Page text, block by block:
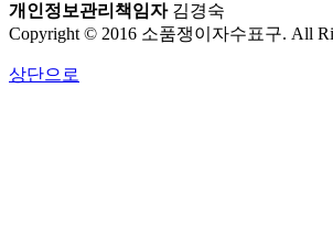
개인정보관리책임자김경숙
Copyright © 2016 소품쟁이자수표구. All
상단으로